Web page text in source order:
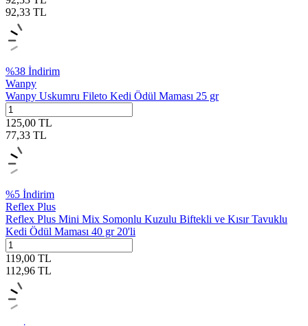
92,33 TL
%38 İndirim
Wanpy
Wanpy Uskumru Fileto Kedi Ödül Maması 25 gr
125,00 TL
77,33 TL
%5 İndirim
Reflex Plus
Reflex Plus Mini Mix Somonlu Kuzulu Biftekli ve Kısır Tavuklu
Kedi Ödül Maması 40 gr 20'li
119,00 TL
112,96 TL